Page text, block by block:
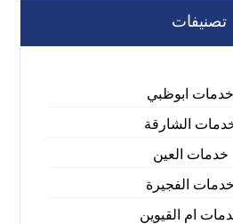
تصنيفات
خدمات ابوظبي
الشارقة
خدمات العين
خدمات الفجيرة
ام القيوين